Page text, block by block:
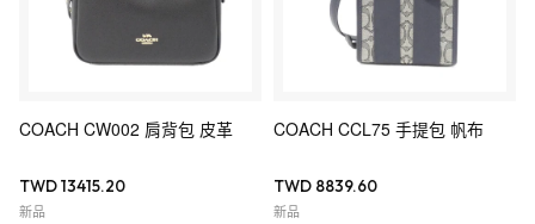
COACH CW002 肩背包 皮革
TWD 13415.20
新品
COACH CCL75 手提包 帆布
TWD 8839.60
新品